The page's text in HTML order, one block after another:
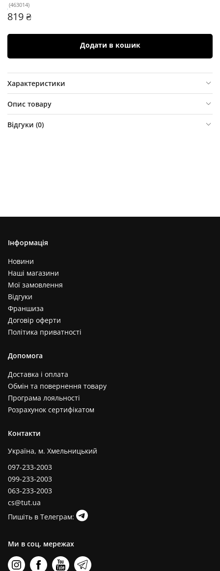
(463014)
819 ₴
Додати в кошик
Характеристики
Опис товару
Відгуки (0)
Інформація
Новини
Наші магазини
Мої замовлення
Відгуки
Франшиза
Договір оферти
Політика приватності
Допомога
Доставка і оплата
Обмін та повернення товару
Програма лояльності
Розрахунок сертифікатом
Контакти
Україна, м. Хмельницький
097-233-2003
099-233-2003
063-233-2003
cs@tut.ua
Пишіть в Телеграм:
Ми в соц. мережах